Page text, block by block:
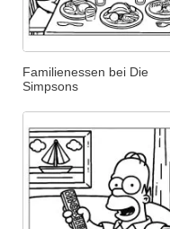
Familienessen bei Die
Simpsons